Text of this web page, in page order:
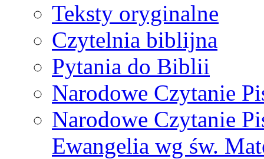
Teksty oryginalne
Czytelnia biblijna
Pytania do Biblii
Narodowe Czytanie
Narodowe Czytanie
Ewangelia wg św.